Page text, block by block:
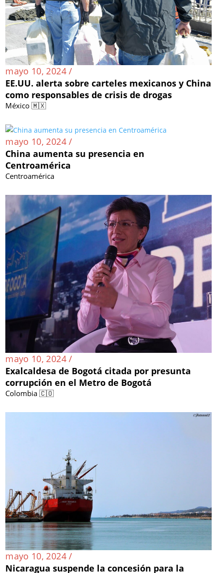
mayo 10, 2024 /
EE.UU. alerta sobre carteles mexicanos y China
como responsables de crisis de drogas
México 🇲🇽
mayo 10, 2024 /
China aumenta su presencia en
Centroamérica
Centroamérica
mayo 10, 2024 /
Exalcaldesa de Bogotá citada por presunta
corrupción en el Metro de Bogotá
Colombia 🇨🇴
mayo 10, 2024 /
Nicaragua suspende la concesión para la